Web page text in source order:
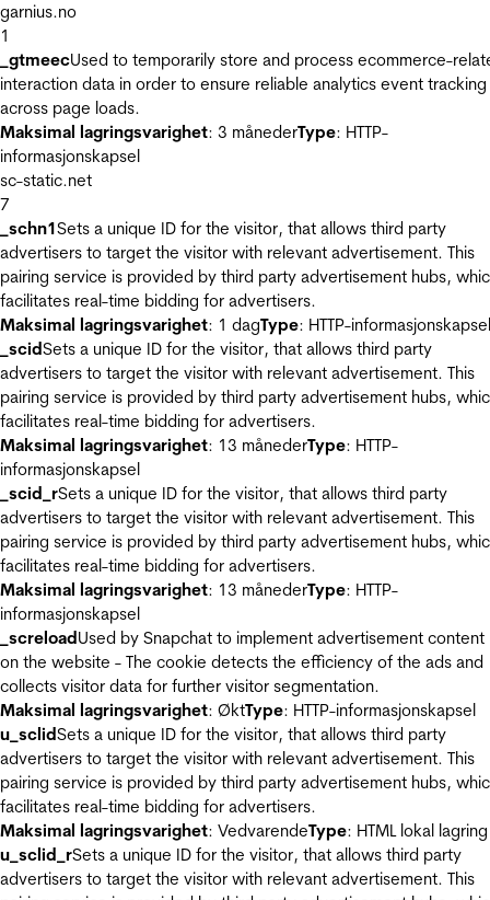
garnius.no
1
_gtmeecUsed to temporarily store and process ecommerce-
interaction data in order to ensure reliable analytics event tracking
across page loads.
Maksimal lagringsvarighet: 3 månederType: HTTP-
informasjonskapsel
sc-static.net
7
_schn1Sets a unique ID for the visitor, that allows third party
advertisers to target the visitor with relevant advertisement. This
pairing service is provided by third party advertisement hubs,
facilitates real-time bidding for advertisers.
Maksimal lagringsvarighet: 1 dagType: HTTP-informasjonskapsel
_scidSets a unique ID for the visitor, that allows third party
advertisers to target the visitor with relevant advertisement. This
pairing service is provided by third party advertisement hubs,
facilitates real-time bidding for advertisers.
Maksimal lagringsvarighet: 13 månederType: HTTP-
informasjonskapsel
_scid_rSets a unique ID for the visitor, that allows third party
advertisers to target the visitor with relevant advertisement. This
pairing service is provided by third party advertisement hubs,
facilitates real-time bidding for advertisers.
Maksimal lagringsvarighet: 13 månederType: HTTP-
informasjonskapsel
_screloadUsed by Snapchat to implement advertisement content
on the website - The cookie detects the efficiency of the ads and
collects visitor data for further visitor segmentation.
Maksimal lagringsvarighet: ØktType: HTTP-informasjonskapsel
u_sclidSets a unique ID for the visitor, that allows third party
advertisers to target the visitor with relevant advertisement. This
pairing service is provided by third party advertisement hubs,
facilitates real-time bidding for advertisers.
Maksimal lagringsvarighet: VedvarendeType: HTML lokal lagring
u_sclid_rSets a unique ID for the visitor, that allows third party
advertisers to target the visitor with relevant advertisement. This